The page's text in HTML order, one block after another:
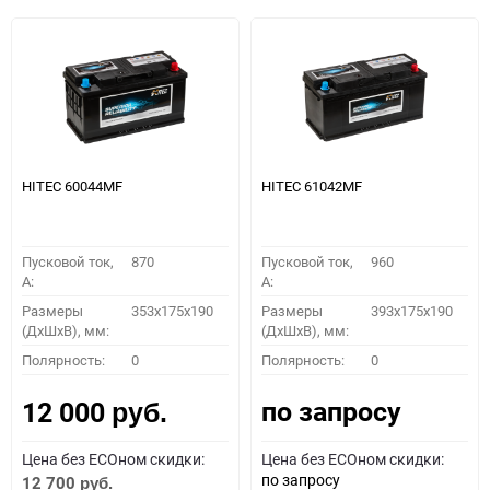
HITEC 60044MF
Пусковой ток,
A:
870
Размеры
(ДхШхВ), мм:
353x175x190
Полярность: 0
12 000 руб.
Цена без ECOном скидки:
12 700 руб.
HITEC 61042MF
Пусковой ток,
A:
960
Размеры
(ДхШхВ), мм:
393x175x190
Полярность: 0
по запросу
Цена без ECOном скидки:
по запросу